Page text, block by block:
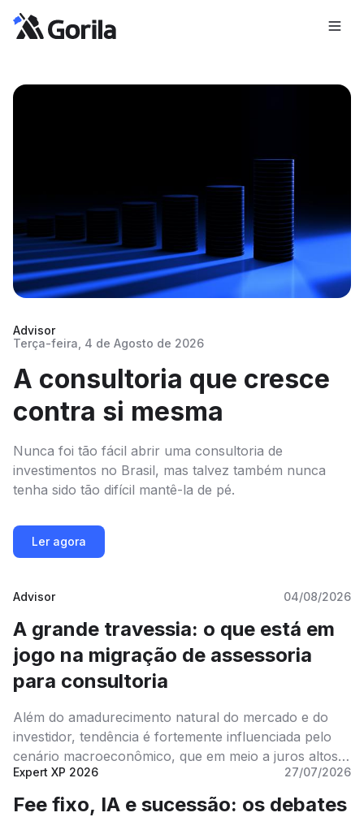
Advisor
Terça-feira, 4 de Agosto de 2026
A consultoria que cresce
contra si mesma
Nunca foi tão fácil abrir uma consultoria de
investimentos no Brasil, mas talvez também nunca
tenha sido tão difícil mantê-la de pé.
Ler agora
Advisor 04/08/2026
A grande travessia: o que está em
jogo na migração de assessoria
para consultoria
Além do amadurecimento natural do mercado e do
investidor, tendência é fortemente influenciada pelo
cenário macroeconômico, que em meio a juros altos,
diminui comissões ao levar o cliente para a renda fixa.
Expert XP 2026 27/07/2026
Fee fixo, IA e sucessão: os debates